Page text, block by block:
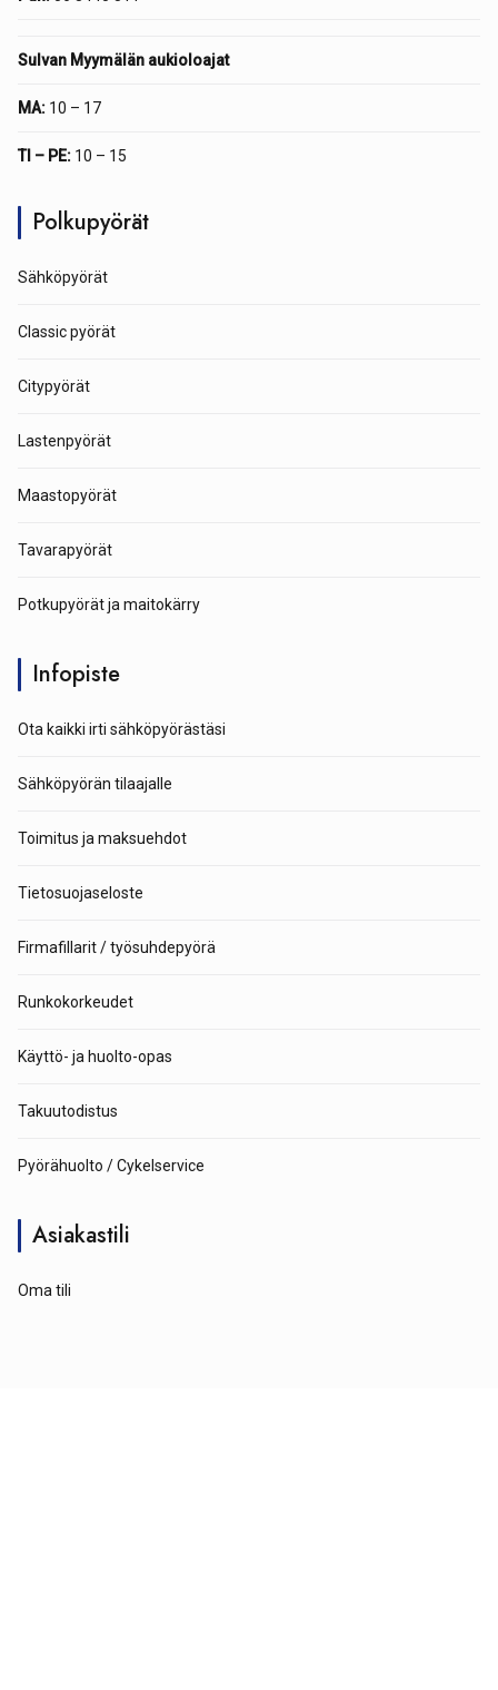
Sulvan Myymälän aukioloajat
MA: 10 – 17
TI – PE: 10 – 15
Polkupyörät
Sähköpyörät
Classic pyörät
Citypyörät
Lastenpyörät
Maastopyörät
Tavarapyörät
Potkupyörät ja maitokärry
Infopiste
Ota kaikki irti sähköpyörästäsi
Sähköpyörän tilaajalle
Toimitus ja maksuehdot
Tietosuojaseloste
Firmafillarit / työsuhdepyörä
Runkokorkeudet
Käyttö- ja huolto-opas
Takuutodistus
Pyörähuolto / Cykelservice
Asiakastili
Oma tili